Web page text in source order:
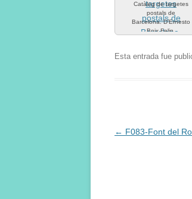
Catàleg de targetes
postals de
Barcelona. D’Ernesto
Boix Felip.
Esta entrada fue
Navegación
← F083-Font del